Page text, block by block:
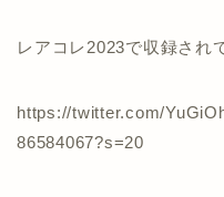
レアコレ2023で収録され
https://twitter.com/
86584067?s=20